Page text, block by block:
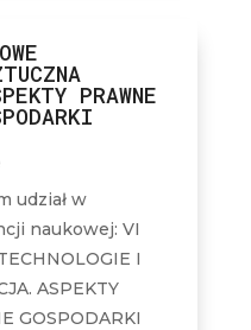
PRAWNE
udział w
naukowej: VI
I
ASPEKTY
GOSPODARKI